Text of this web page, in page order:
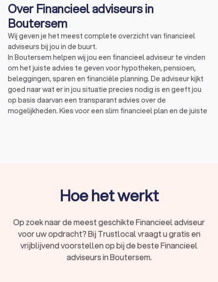
Over Financieel adviseurs in
Boutersem
Wij geven je het meest complete overzicht van financieel
adviseurs bij jou in de buurt.
In Boutersem helpen wij jou een financieel adviseur te vinden
om het juiste advies te geven voor hypotheken, pensioen,
beleggingen, sparen en financiële planning. De adviseur kijkt
goed naar wat er in jou situatie precies nodig is en geeft jou
op basis daarvan een transparant advies over de
mogelijkheden. Kies voor een slim financieel plan en de juiste
Krijg financieel advies over de juiste mix van sparen en
binnen de jaarlijkse vrijstelling? Of wilt u schenken op
papier?
In Boutersem hebben wij 126 goede financieel adviseurs
gevonden. De specialisten in Boutersem hebben een
Hoe het werkt
Op zoek naar de meest geschikte Financieel adviseur
voor uw opdracht? Bij Trustlocal vraagt u gratis en
vrijblijvend voorstellen op bij de beste Financieel
adviseurs in Boutersem.